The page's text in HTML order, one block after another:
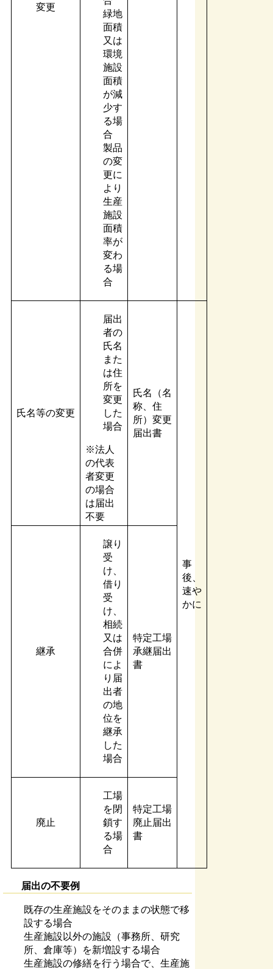
変更
緑地
面積
又は
環境
施設
面積
が減
少す
る場
合
製品
の変
更に
より
生産
施設
面積
率が
変わ
る場
合
氏名等の変更
届出
者の
氏名
また
は住
所を
変更
した
場合
※法人
の代表
者変更
の場合
は届出
不要
氏名（名
称、住
所）変更
届出書
事
後、
速や
かに
継承
譲り
受
け、
借り
受
け、
相続
又は
合併
によ
り届
出者
の地
位を
継承
した
場合
特定工場
承継届出
書
廃止
工場
を閉
鎖す
る場
合
特定工場
廃止届出
書
届出の不要例
既存の生産施設をそのままの状態で移
設する場合
生産施設以外の施設（事務所、研究
所、倉庫等）を新増設する場合
生産施設の修繕を行う場合で、生産施